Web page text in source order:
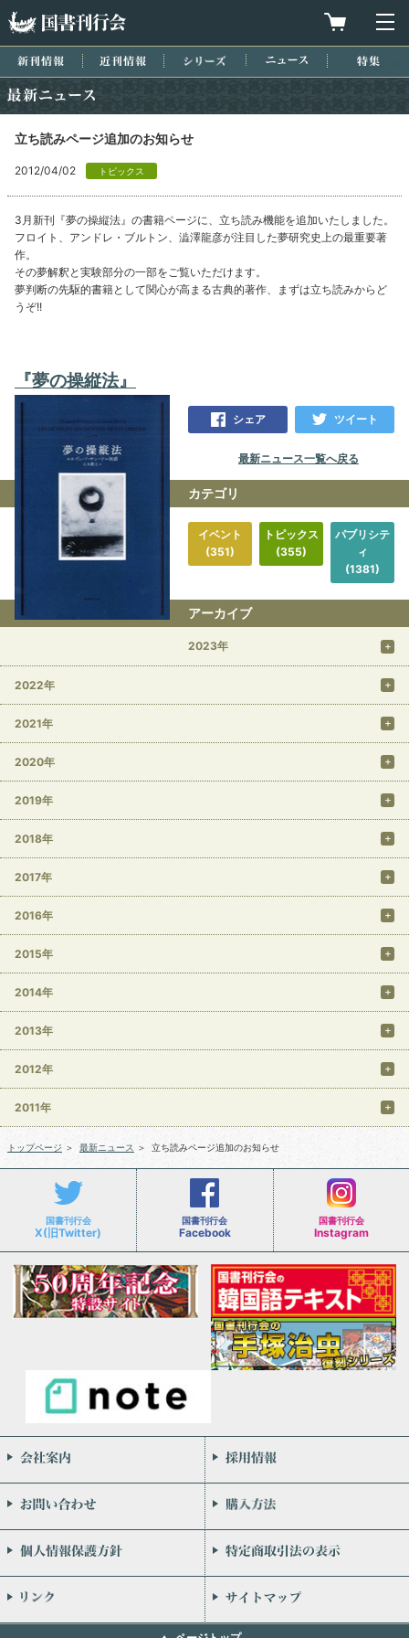
買物カゴを
新刊情報 近刊情報 シリーズ ニュース
立ち読みページ追加のお知らせ
2012/04/02 トピックス
3月新刊『夢の操縦法』の書籍ページに、立ち読み機能を追加いたしました。
フロイト、アンドレ・ブルトン、澁澤龍彦が注目した夢研究史上の最重要著
作。
その夢解釈と実験部分の一部をご覧いただけます。
夢判断の先駆的書籍として関心が高まる古典的著作、まずは立ち読みからど
うぞ!!
『夢の操縦法』
シェア ツイート
最新ニュース一覧へ戻る
カテゴリ
イベント
(351)
トピックス
(355)
パブリシテ
ィ
(1381)
アーカイブ
2023年
2022年
2021年
2020年
2019年
2018年
2017年
2016年
2015年
2014年
2013年
2012年
2011年
トップページ ＞ 最新ニュース ＞ 立ち読みページ追加のお知らせ
国書刊行会
X(旧Twitter)
国書刊行会
Facebook
国書刊行会
Instagram
会社案内
お問い合わせ
個人情報保護方針
リンク